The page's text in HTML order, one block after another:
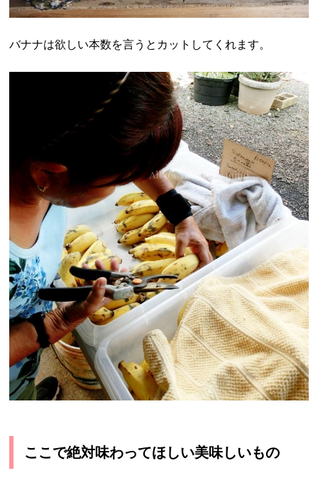
バナナは欲しい本数を言うとカットしてくれます。
ここで絶対味わってほしい美味しいもの